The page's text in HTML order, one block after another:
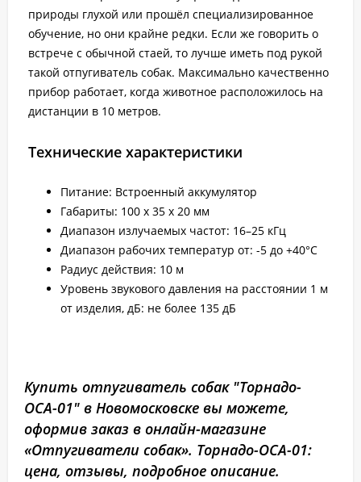
природы глухой или прошёл специализированное
обучение, но они крайне редки. Если же говорить о
встрече с обычной стаей, то лучше иметь под рукой
такой отпугиватель собак. Максимально качественно
прибор работает, когда животное расположилось на
дистанции в 10 метров.
Технические характеристики
Питание: Встроенный аккумулятор
Габариты: 100 x 35 x 20 мм
Диапазон излучаемых частот: 16–25 кГц
Диапазон рабочих температур от: -5 до +40°С
Радиус действия: 10 м
Уровень звукового давления на расстоянии 1 м
от изделия, дБ: не более 135 дБ
Купить отпугиватель собак "Торнадо-
ОСА-01" в Новомосковске вы можете,
оформив заказ в онлайн-магазине
«Отпугиватели собак». Торнадо-ОСА-01:
цена, отзывы, подробное описание.